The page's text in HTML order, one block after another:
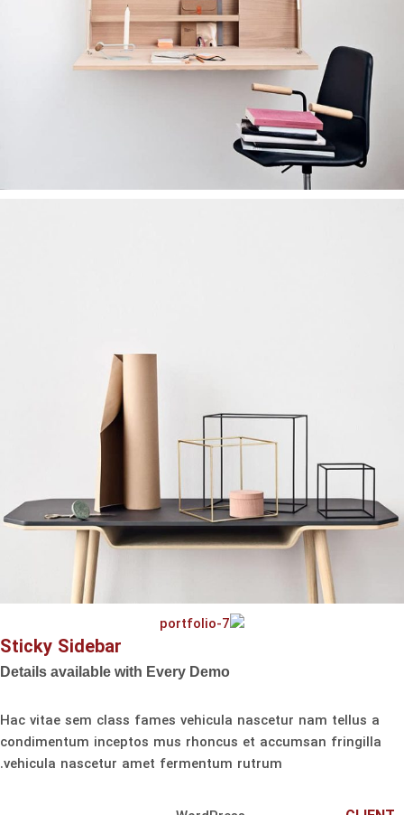
Sticky Sidebar
Details available with Every Demo
Hac vitae sem class fames vehicula nascetur nam tellus a
condimentum inceptos mus rhoncus et accumsan fringilla
vehicula nascetur amet fermentum rutrum.